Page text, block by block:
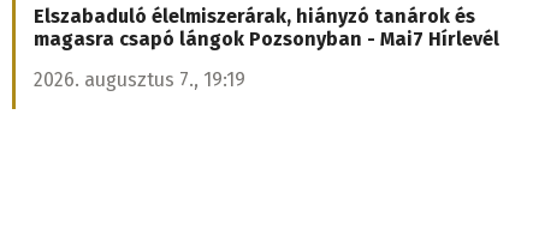
Elszabaduló élelmiszerárak, hiányzó tanárok és
magasra csapó lángok Pozsonyban - Mai7 Hírlevél
2026. augusztus 7., 19:19